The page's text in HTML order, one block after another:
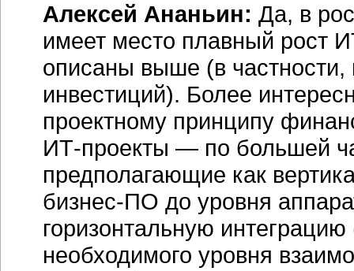
Алексей Ананьин: Да, в
имеет место плавный рост
описаны выше (в частности,
инвестиций). Более
проектному принципу
ИТ-проекты — по большей
предполагающие как
бизнес-ПО до уровня
горизонтальную
необходимого уровня